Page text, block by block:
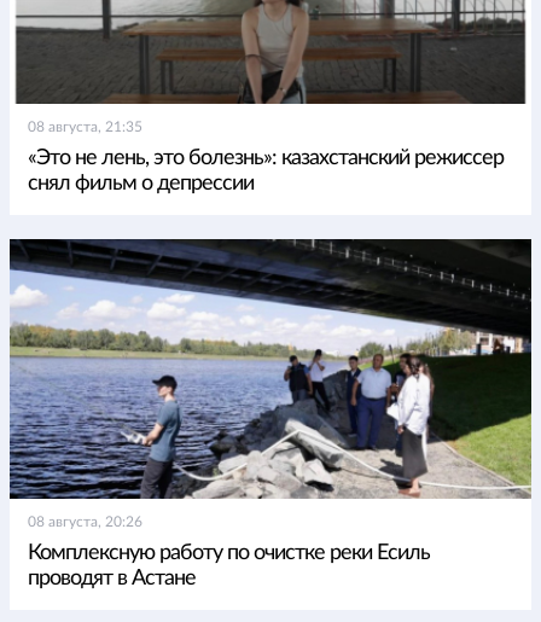
08 августа, 21:35
«Это не лень, это болезнь»: казахстанский режиссер
снял фильм о депрессии
08 августа, 20:26
Комплексную работу по очистке реки Есиль
проводят в Астане